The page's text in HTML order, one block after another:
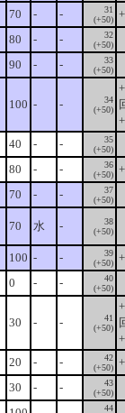
70 - -
31
(+50)
80 - -
32
(+50)
90 - -
33
(+50)
100 - -
34
(+50)
40 - -
35
(+50)
80 - -
36
(+50)
70 - -
37
(+50)
70 水 -
38
(+50)
100 - -
39
(+50)
0 - -
40
(+50)
30 - -
41
(+50)
20 - -
42
(+50)
30 - -
43
(+50)
44